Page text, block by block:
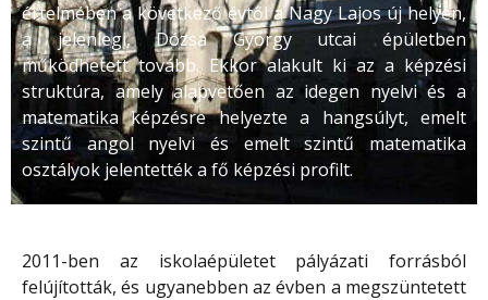
értelmében a következő évtől a Nagy Lajos új helyen,
a jelenlegi, Dózsa György utcai épületben
működhetett tovább. Ekkor alakult ki az a képzési
struktúra, amely alapvetően az idegen nyelvi és a
matematika képzésre helyezte a hangsúlyt, emelt
szintű angol nyelvi és emelt szintű matematika
osztályok jelentették a fő képzési profilt.
2011-ben az iskolaépületet pályázati forrásból
felújították, és ugyanebben az évben a megszüntetett